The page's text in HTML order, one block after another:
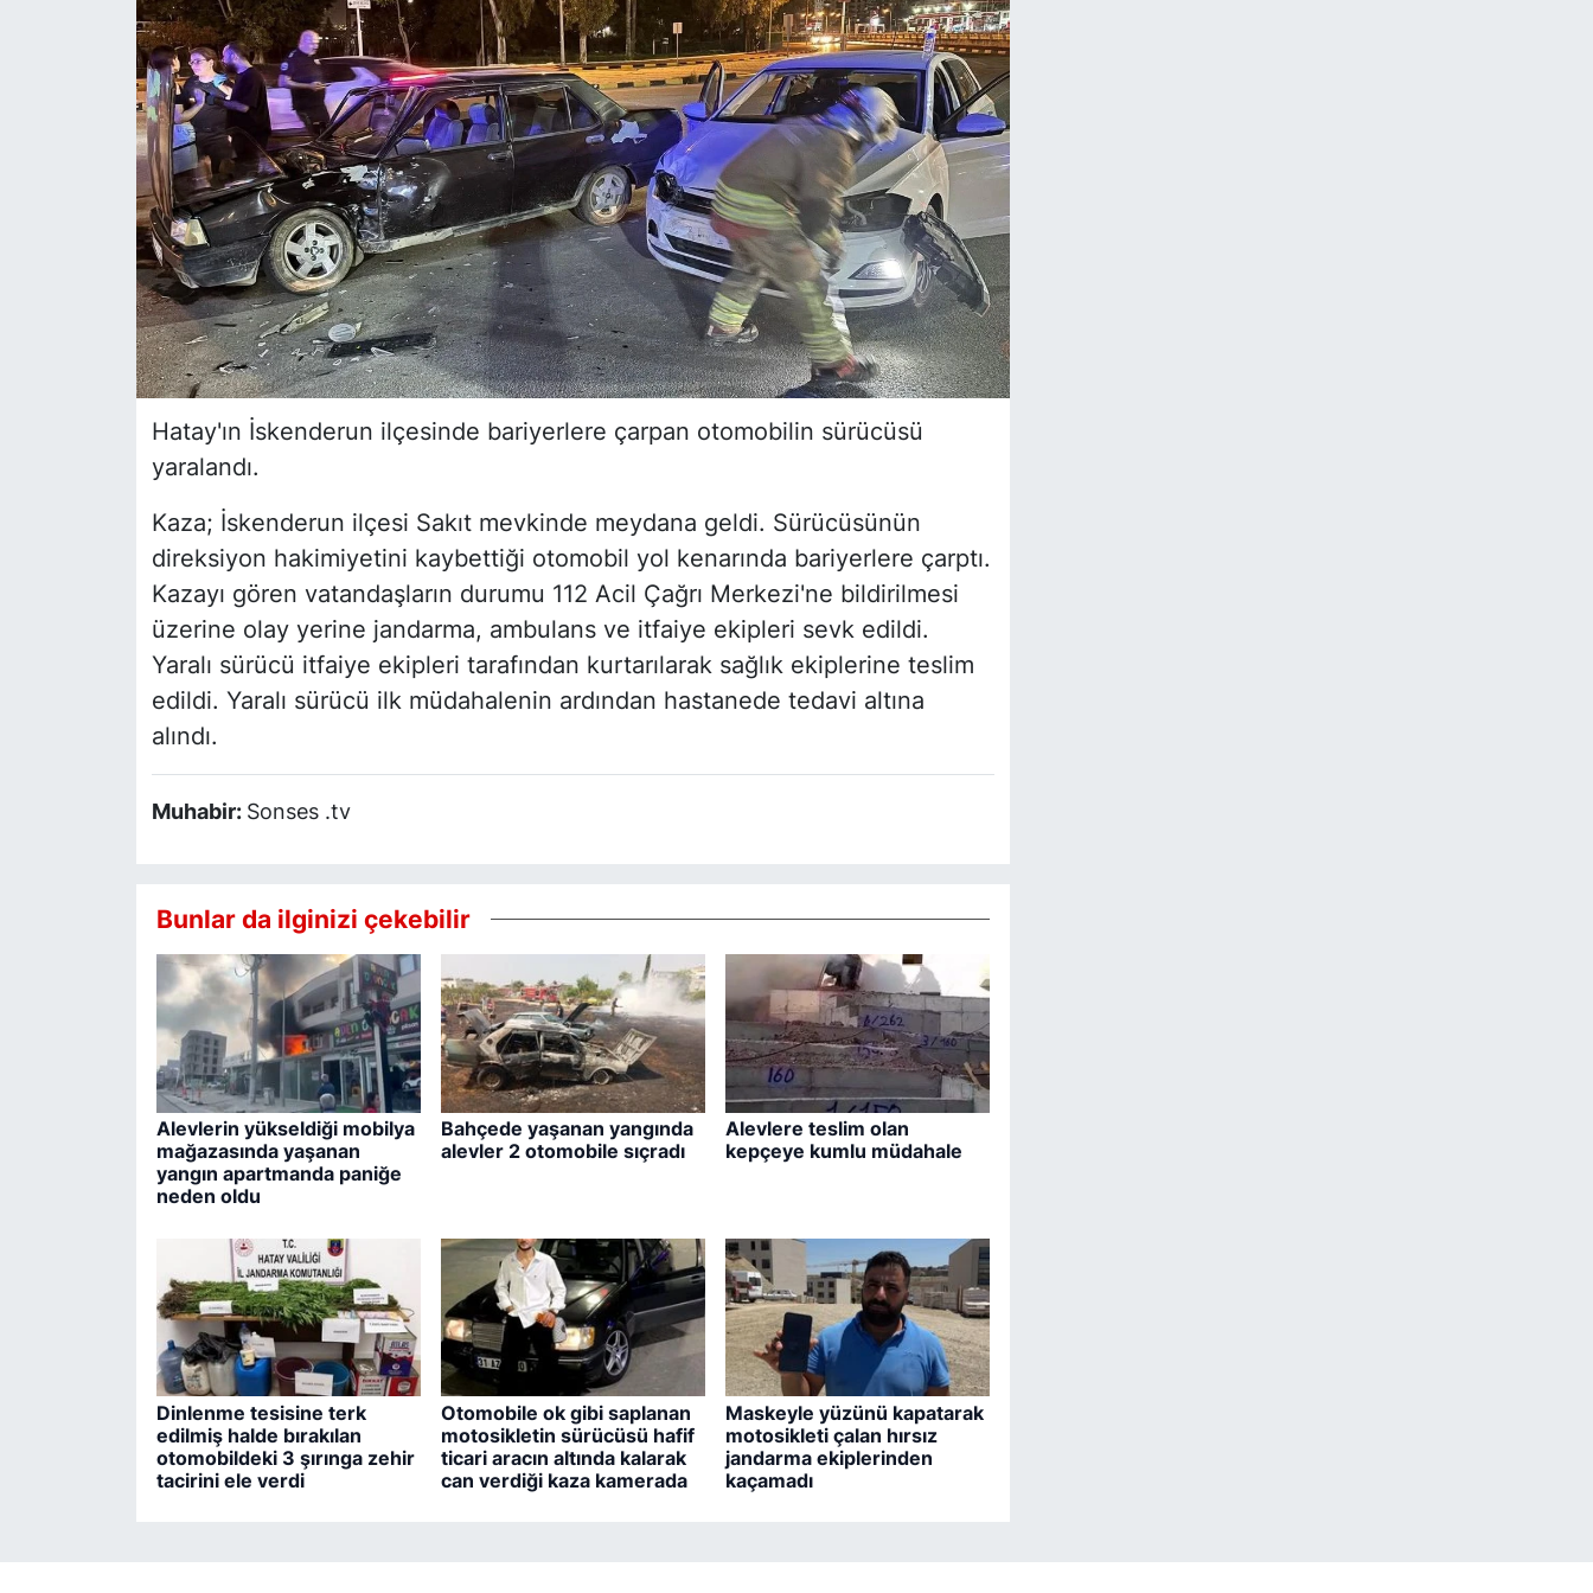
Hatay'ın İskenderun ilçesinde bariyerlere çarpan otomobilin sürücüsü
yaralandı.
Kaza; İskenderun ilçesi Sakıt mevkinde meydana geldi. Sürücüsünün
direksiyon hakimiyetini kaybettiği otomobil yol kenarında bariyerlere çarptı.
Kazayı gören vatandaşların durumu 112 Acil Çağrı Merkezi'ne bildirilmesi
üzerine olay yerine jandarma, ambulans ve itfaiye ekipleri sevk edildi.
Yaralı sürücü itfaiye ekipleri tarafından kurtarılarak sağlık ekiplerine teslim
edildi. Yaralı sürücü ilk müdahalenin ardından hastanede tedavi altına
alındı.
Muhabir: Sonses .tv
Bunlar da ilginizi çekebilir
Alevlerin yükseldiği mobilya
mağazasında yaşanan
yangın apartmanda paniğe
neden oldu
Bahçede yaşanan yangında
alevler 2 otomobile sıçradı
Alevlere teslim olan
kepçeye kumlu müdahale
Dinlenme tesisine terk
edilmiş halde bırakılan
otomobildeki 3 şırınga zehir
tacirini ele verdi
Otomobile ok gibi saplanan
motosikletin sürücüsü hafif
ticari aracın altında kalarak
can verdiği kaza kamerada
Maskeyle yüzünü kapatarak
motosikleti çalan hırsız
jandarma ekiplerinden
kaçamadı
Siyaset
YEREL HABER
Haberde insan
Tanıtım